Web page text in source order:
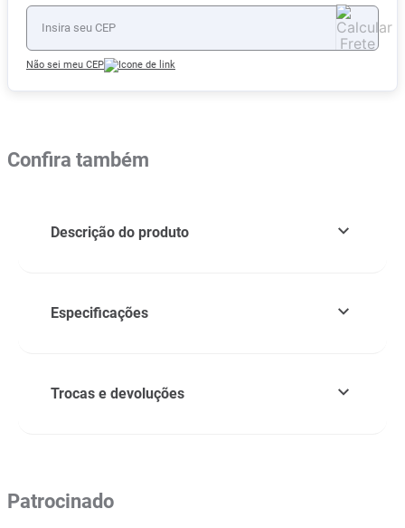
Não sei meu CEP
Confira também
Descrição do produto
Especificações
Trocas e devoluções
Patrocinado